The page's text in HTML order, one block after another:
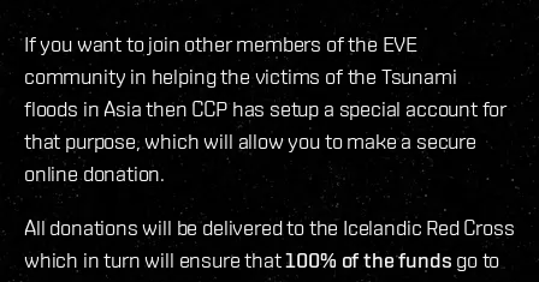
If you want to join other members of the EVE
community in helping the victims of the Tsunami
floods in Asia then CCP has setup a special account for
that purpose, which will allow you to make a secure
online donation.
All donations will be delivered to the Icelandic Red Cross
which in turn will ensure that100% of the funds go to